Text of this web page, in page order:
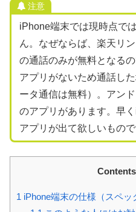
注意
iPhone端末では現時点で
ん。なぜならば、楽天リ
の通話のみが無料となる
アプリがないため通話し
ータ通信は無料）。アン
のアプリがあります。早
アプリが出て欲しいもの
Contents
1 iPhone端末の仕様（スペッ